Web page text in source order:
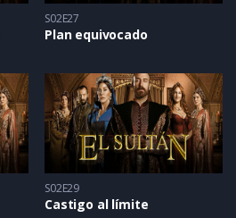
S02E27
Plan equivocado
S02E29
Castigo al límite